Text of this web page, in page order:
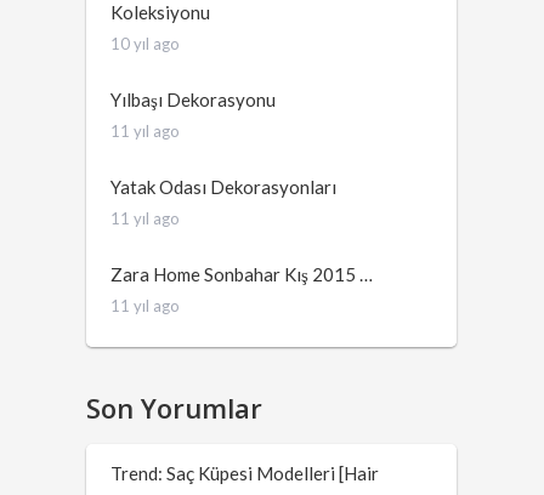
Koleksiyonu
10 yıl ago
Yılbaşı Dekorasyonu
11 yıl ago
Yatak Odası Dekorasyonları
11 yıl ago
Zara Home Sonbahar Kış 2015 …
11 yıl ago
Son Yorumlar
Trend: Saç Küpesi Modelleri [Hair